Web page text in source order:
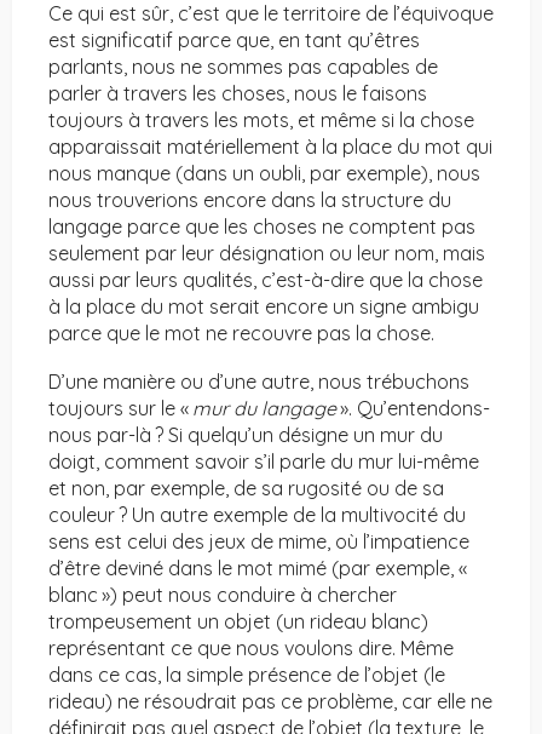
Ce qui est sûr, c’est que le territoire de l’équivoque
est significatif parce que, en tant qu’êtres
parlants, nous ne sommes pas capables de
parler à travers les choses, nous le faisons
toujours à travers les mots, et même si la chose
apparaissait matériellement à la place du mot qui
nous manque (dans un oubli, par exemple), nous
nous trouverions encore dans la structure du
langage parce que les choses ne comptent pas
seulement par leur désignation ou leur nom, mais
aussi par leurs qualités, c’est-à-dire que la chose
à la place du mot serait encore un signe ambigu
parce que le mot ne recouvre pas la chose.
D’une manière ou d’une autre, nous trébuchons
toujours sur le « mur du langage». Qu’entendons-
nous par-là ? Si quelqu’un désigne un mur du
doigt, comment savoir s’il parle du mur lui-même
et non, par exemple, de sa rugosité ou de sa
couleur ? Un autre exemple de la multivocité du
sens est celui des jeux de mime, où l’impatience
d’être deviné dans le mot mimé (par exemple, «
blanc ») peut nous conduire à chercher
trompeusement un objet (un rideau blanc)
représentant ce que nous voulons dire. Même
dans ce cas, la simple présence de l’objet (le
rideau) ne résoudrait pas ce problème, car elle ne
définirait pas quel aspect de l’objet (la texture, le